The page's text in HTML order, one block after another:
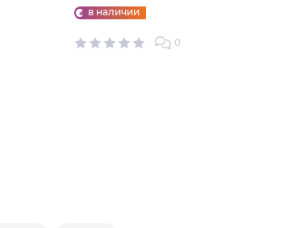
в наличии
0